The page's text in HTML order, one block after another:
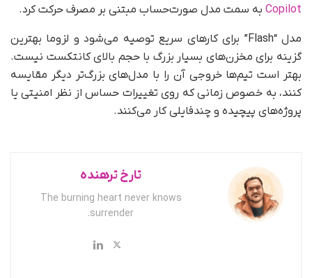
Copilot به سمت مدل صورت‌حساب مبتنی بر مصرف حرکت کرد.
مدل “Flash” برای کارهای سریع توصیه می‌شود و لزوما بهترین
گزینه برای مخزن‌های بسیار بزرگ با حجم بالای کانتکست نیست.
بهتر است تیم‌ها خروجی آن را با مدل‌های بزرگ‌تر دیگر مقایسه
کنند، به‌ خصوص زمانی که روی تغییرات حساس از نظر امنیتی یا
پروژه‌های پیچیده و چندفایلی کار می‌کنند.
تارخ ترهنده
The burning heart never knows
surrender.